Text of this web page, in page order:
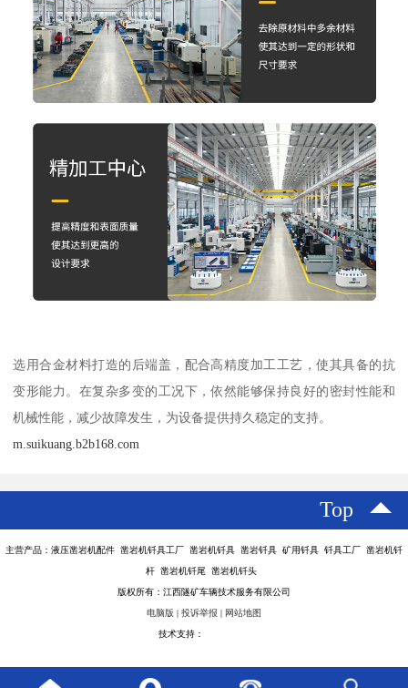
选用合金材料打造的后端盖，配合高精度加工工艺，使其具备的抗
变形能力。在复杂多变的工况下，依然能够保持良好的密封性能和
机械性能，减少故障发生，为设备提供持久稳定的支持。
m.suikuang.b2b168.com
Top
主营产品：液压凿岩机配件 凿岩机钎具工厂 凿岩机钎具 凿岩钎具 矿用钎具 钎具工厂 凿岩机钎
杆 凿岩机钎尾 凿岩机钎头
版权所有：江西隧矿车辆技术服务有限公司
电脑版 | 投诉举报 | 网站地图
技术支持：